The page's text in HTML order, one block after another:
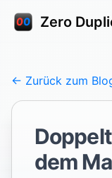
Zero
← Zurück zum
dem